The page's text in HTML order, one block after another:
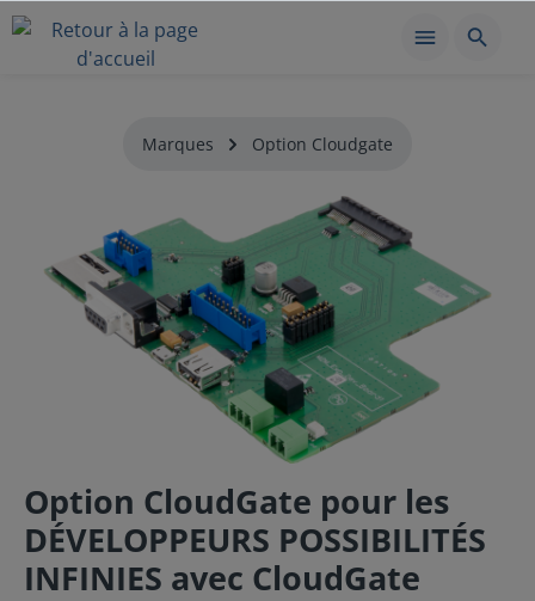
Marques Option Cloudgate
Option CloudGate pour les
DÉVELOPPEURS POSSIBILITÉS
INFINIES avec CloudGate